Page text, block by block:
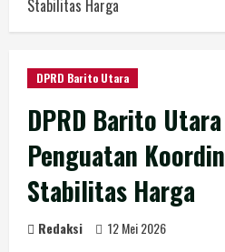
Stabilitas Harga
DPRD Barito Utara
DPRD Barito
Penguatan
Stabilitas Harga
Redaksi 12 Mei 2026